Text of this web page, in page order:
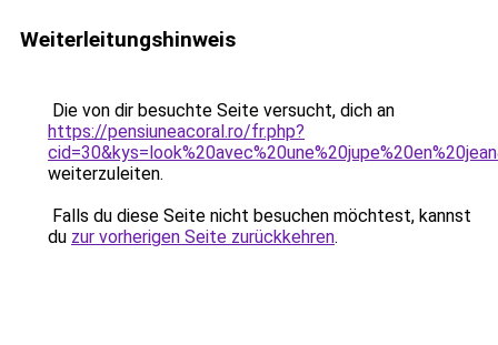
Weiterleitungshinweis
Die von dir besuchte Seite versucht, dich an
https://pensiuneacoral.ro/fr.php?
weiterzuleiten.
Falls du diese Seite nicht besuchen möchtest, kannst
du zur vorherigen Seite zurückkehren.